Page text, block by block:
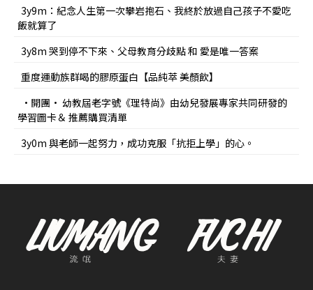
3y9m：紀念人生第一次攀岩抱石、我終於放過自己孩子不愛吃
飯就算了
3y8m 哭到停不下來、父母教育分歧點 和 愛是唯一答案
重度運動族群喝的膠原蛋白【品純萃 美顏飲】
•開團• 幼教屆老字號《理特尚》由幼兒發展專家共同研發的
學習圖卡＆ 推薦購買清單
3y0m 與老師一起努力，成功克服「抗拒上學」的心。